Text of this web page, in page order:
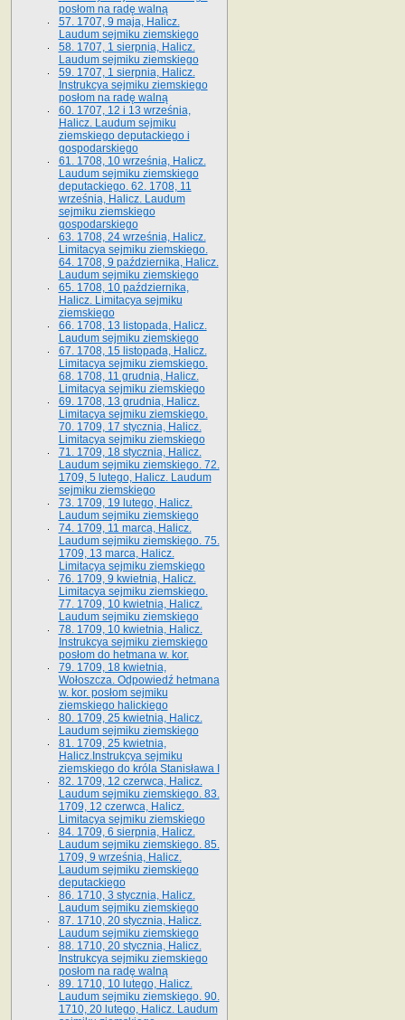
posłom na radę walną
57. 1707, 9 maja, Halicz.
Laudum sejmiku ziemskiego
58. 1707, 1 sierpnia, Halicz.
Laudum sejmiku ziemskiego
59. 1707, 1 sierpnia, Halicz.
Instrukcya sejmiku ziemskiego
posłom na radę walną
60. 1707, 12 i 13 września,
Halicz. Laudum sejmiku
ziemskiego deputackiego i
gospodarskiego
61. 1708, 10 września, Halicz.
Laudum sejmiku ziemskiego
deputackiego. 62. 1708, 11
września, Halicz. Laudum
sejmiku ziemskiego
gospodarskiego
63. 1708, 24 września, Halicz.
Limitacya sejmiku ziemskiego.
64. 1708, 9 października, Halicz.
Laudum sejmiku ziemskiego
65­. 1708, 10 października,
Halicz. Limitacya sejmiku
ziemskiego
66. 1708, 13 listopada, Halicz.
Laudum sejmiku ziemskiego
67. 1708, 15 listopada, Halicz.
Limitacya sejmiku ziemskiego.
68. 1708, 11 grudnia, Halicz.
Limitacya sejmiku ziemskiego
69. 1708, 13 grudnia, Halicz.
Limitacya sejmiku ziemskiego.
70. 1709, 17 stycznia, Halicz.
Limitacya sejmiku ziemskiego
71. 1709, 18 stycznia, Halicz.
Laudum sejmiku ziemskiego. 72.
1709, 5 lutego, Halicz. Laudum
sejmiku ziemskiego
73. 1709, 19 lutego, Halicz.
Laudum sejmiku ziemskiego
74. 1709, 11 marca, Halicz.
Laudum sejmiku ziemskiego. 75.
1709, 13 marca, Halicz.
Limitacya sejmiku ziemskiego
76. 1709, 9 kwietnia, Halicz.
Limitacya sejmiku ziemskiego.
77. 1709, 10 kwietnia, Halicz.
Laudum sejmiku ziemskiego
78. 1709, 10 kwietnia, Halicz.
Instrukcya sejmiku ziemskiego
posłom do hetmana w. kor.
79. 1709, 18 kwietnia,
Wołoszcza. Odpowiedź hetmana
w. kor. posłom sejmiku
ziemskiego halickiego
80. 1709, 25 kwietnia, Halicz.
Laudum sejmiku ziemskiego
81. 1709, 25 kwietnia,
Halicz.Instrukcya sejmiku
ziemskiego do króla Stanisława I
82. 1709, 12 czerwca, Halicz.
Laudum sejmiku ziemskiego. 83.
1709, 12 czerwca, Halicz.
Limitacya sejmiku ziemskiego
84. 1709, 6 sierpnia, Halicz.
Laudum sejmiku ziemskiego. 85.
1709, 9 września, Halicz.
Laudum sejmiku ziemskiego
deputackiego
86. 1710, 3 stycznia, Halicz.
Laudum sejmiku ziemskiego
87. 1710, 20 stycznia, Halicz.
Laudum sejmiku ziemskiego
88. 1710, 20 stycznia, Halicz.
Instrukcya sejmiku ziemskiego
posłom na radę walną
89. 1710, 10 lutego, Halicz.
Laudum sejmiku ziemskiego. 90.
1710, 20 lutego, Halicz. Laudum